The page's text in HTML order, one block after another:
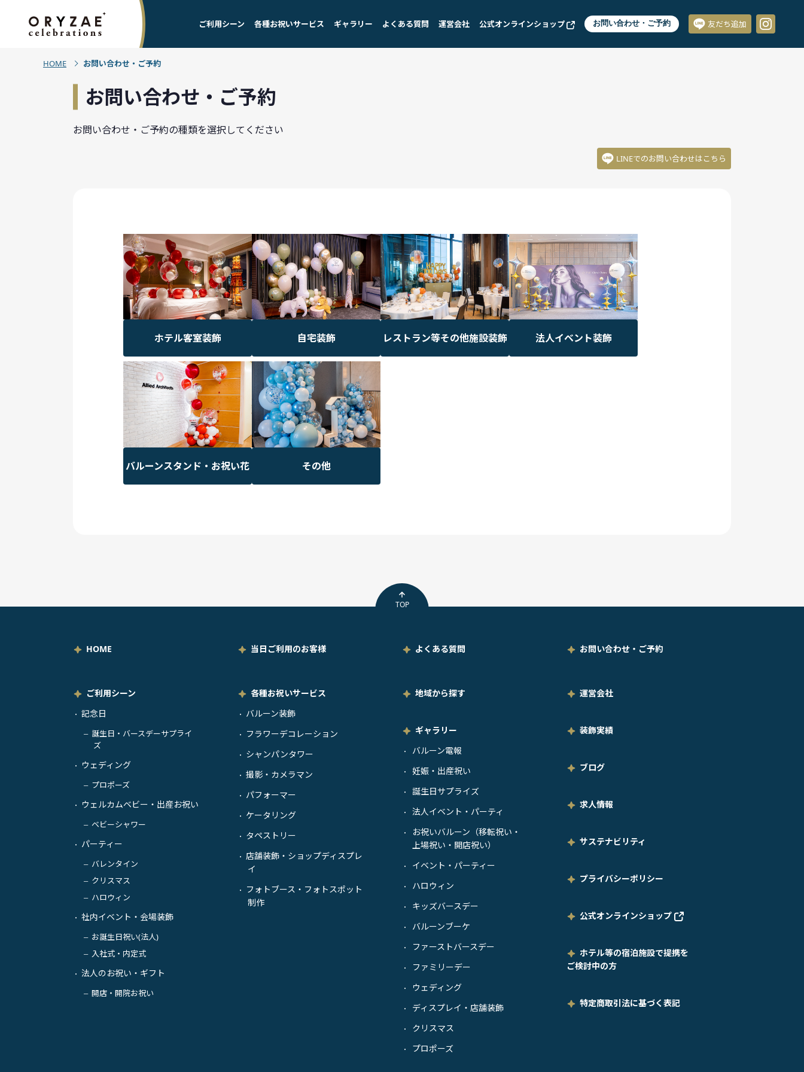
ご利用シーン 各種お祝いサービス ギャラリー よくある質問 運営会社 公式オンラインショップ お問い合わせ・ご予約 友だち追加
HOME お問い合わせ・ご予約
お問い合わせ・ご予約
お問い合わせ・ご予約の種類を選択してください
LINEでのお問い合わせはこちら
ホテル客室装飾 自宅装飾 レストラン等その他施設装飾 法人イベント装飾
バルーンスタンド・お祝い花 その他
TOP
HOME 当日ご利用のお客様 よくある質問 お問い合わせ・ご予約
ご利用シーン
・ 記念日
－ 誕生日・バースデーサプライ
ズ
・ ウェディング
－ プロポーズ
・ ウェルカムベビー・出産お祝い
－ ベビーシャワー
・ パーティー
－ バレンタイン
－ クリスマス
－ ハロウィン
・ 社内イベント・会場装飾
－ お誕生日祝い(法人)
－ 入社式・内定式
・ 法人のお祝い・ギフト
－ 開店・開院お祝い
各種お祝いサービス
・ バルーン装飾
・ フラワーデコレーション
・ シャンパンタワー
・ 撮影・カメラマン
・ パフォーマー
・ ケータリング
・ タペストリー
・
店舗装飾・ショップディスプレ
イ
・
フォトブース・フォトスポット
制作
地域から探す
ギャラリー
・ バルーン電報
・ 妊娠・出産祝い
・ 誕生日サプライズ
・ 法人イベント・パーティ
・
お祝いバルーン（移転祝い・
上場祝い・開店祝い）
・ イベント・パーティー
・ ハロウィン
・ キッズバースデー
・ バルーンブーケ
・ ファーストバースデー
・ ファミリーデー
・ ウェディング
・ ディスプレイ・店舗装飾
・ クリスマス
・ プロポーズ
運営会社
装飾実績
ブログ
求人情報
サステナビリティ
プライバシーポリシー
公式オンラインショップ
ホテル等の宿泊施設で提携を
ご検討中の方
特定商取引法に基づく表記